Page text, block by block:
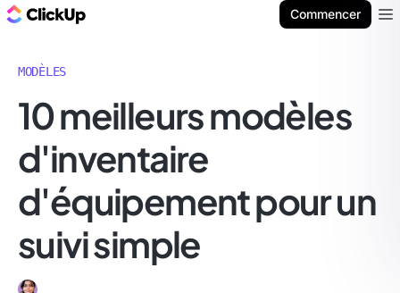
Commencer
MODÈLES
10 meilleurs modèles
d'inventaire
d'équipement pour un
suivi simple